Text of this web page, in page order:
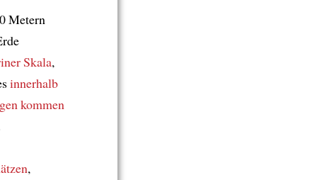
Metern
Skala,
innerhalb
kommen
,